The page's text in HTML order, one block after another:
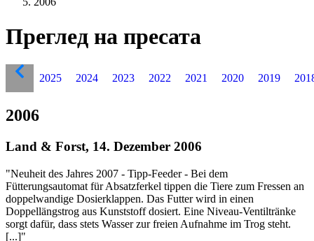
Преглед на пресата
2025 2024 2023 2022 2021 2020 2019
2006
Land & Forst, 14. Dezember 2006
"Neuheit des Jahres 2007 - Tipp-Feeder - Bei dem
Fütterungsautomat für Absatzferkel tippen die Tiere zum Fressen an
doppelwandige Dosierklappen. Das Futter wird in einen
Doppellängstrog aus Kunststoff dosiert. Eine Niveau-Ventiltränke
sorgt dafür, dass stets Wasser zur freien Aufnahme im Trog steht.
[...]"